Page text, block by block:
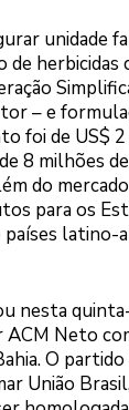
unidade
de
– e
foi de US$
8 milhões
do
para os
latino-
nesta
Neto
O
União